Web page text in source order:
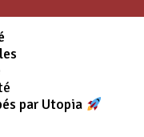
par Utopia